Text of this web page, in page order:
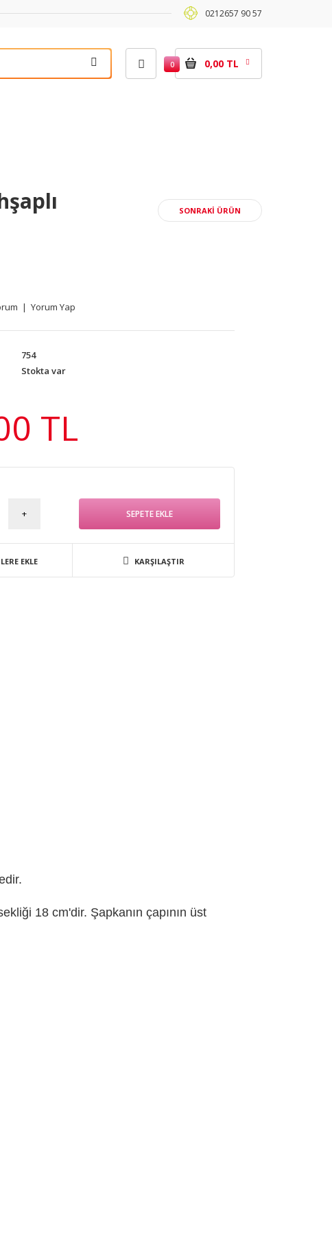
0212657 90 57
0 0,00 TL
SONRAKI ÜRÜN
| Yorum Yap
754
Stokta var
TL
EKLE KARŞILAŞTIR
18 cm'dir. Şapkanın çapının üst